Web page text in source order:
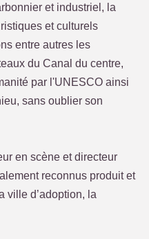
et industriel, la
et culturels
entre autres les
du Canal du centre,
par l'UNESCO ainsi
sans oublier son
en scène et directeur
reconnus produit et
ville d’adoption, la